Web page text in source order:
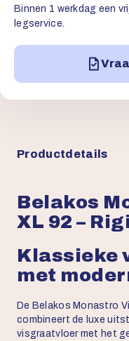
Binnen 1 werkdag een
legservice.
Productdetails
Belakos
XL 92 –
Klassieke
met
De Belakos Monastro
combineert de luxe
visgraatvloer met het